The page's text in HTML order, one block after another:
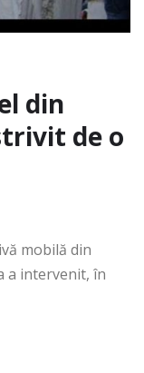
din
de o
mobilă din
a intervenit, în